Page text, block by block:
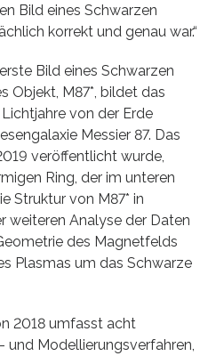
Bild eines Schwarzen
korrekt und genau war.“
Bild eines Schwarzen
Objekt, M87*, bildet das
von der Erde
Messier 87. Das
veröffentlicht wurde,
Ring, der im unteren
Struktur von M87* in
weiteren Analyse der Daten
des Magnetfelds
Plasmas um das Schwarze
2018 umfasst acht
Modellierungsverfahren,